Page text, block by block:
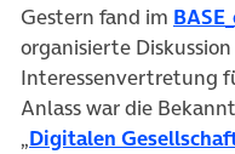
Gestern fand im
organisierte
Interessenvertretung
Anlass war die
„Digitalen